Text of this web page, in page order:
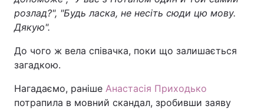
розлад?", "Будь ласка, не несіть сюди цю мову.
Дякую".
До чого ж вела співачка, поки що залишається
загадкою.
Нагадаємо, раніше Анастасія Приходько
потрапила в мовний скандал, зробивши заяву